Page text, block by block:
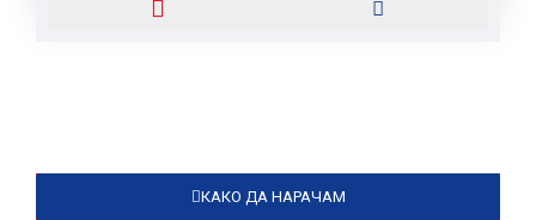
КАКО ДА НАРАЧАМ